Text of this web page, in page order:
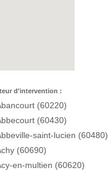
d'intervention :
(60220)
(60430)
saint-lucien (60480)
(60690)
en-multien (60620)